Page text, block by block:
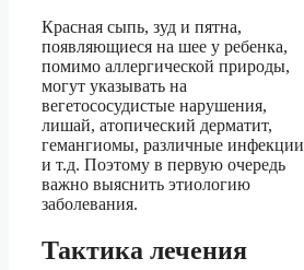
Красная сыпь, зуд и пятна,
появляющиеся на шее у ребенка,
помимо аллергической природы,
могут указывать на
вегетососудистые нарушения,
лишай, атопический дерматит,
гемангиомы, различные инфекции
и т.д. Поэтому в первую очередь
важно выяснить этиологию
заболевания.
Тактика лечения